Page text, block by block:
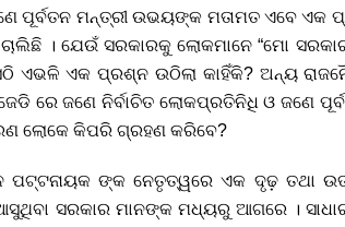
ପୂର୍ବତନ ମନ୍ତ୍ରୀ ଉଭୟଙ୍କ ମତାମତ ଏବେ ଏକ
। ଯେଉଁ ସରକାରକୁ ଲୋକମାନେ “ମୋ
ଏଭଳି ଏକ ପ୍ରଶ୍ନ ଉଠିଲା କାହିଁକି? ଅନ୍ୟ
ରେ ଜଣେ ନିର୍ବାଚିତ ଲୋକପ୍ରତିନିଧି ଓ ଜଣେ
ଲୋକେ କିପରି ଗ୍ରହଣ କରିବେ?
ଙ୍କ ନେତୃତ୍ୱରେ ଏକ ଦୃଢ଼ ତଥା
ସରକାର ମାନଙ୍କ ମଧ୍ୟରୁ ଆଗରେ ।